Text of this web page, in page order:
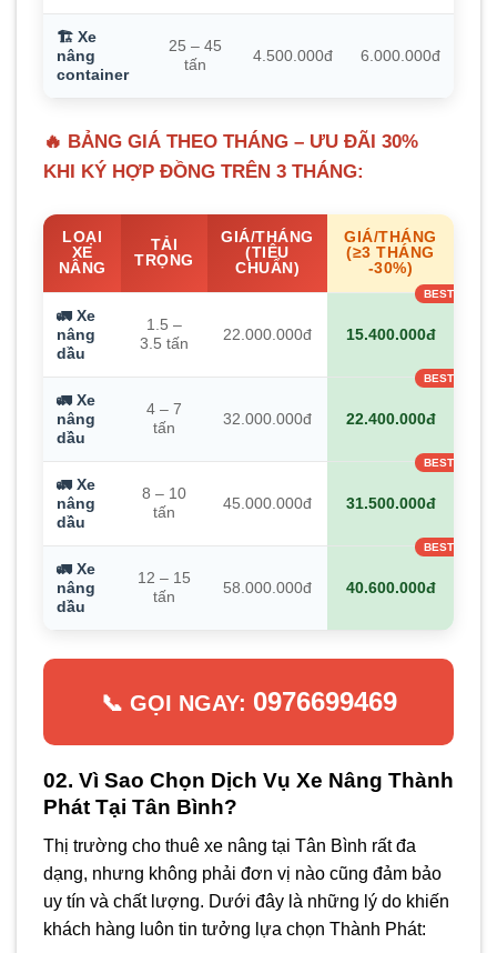
🏗️ Xe
nâng
container
25 – 45
tấn
4.500.000đ 6.000.000đ
🔥 BẢNG GIÁ THEO THÁNG – ƯU ĐÃI 30%
KHI KÝ HỢP ĐỒNG TRÊN 3 THÁNG:
LOẠI
XE
NÂNG
TẢI
TRỌNG
GIÁ/THÁNG
(TIÊU
CHUẨN)
GIÁ/THÁNG
(≥3 THÁNG
-30%)
🚛 Xe
nâng
dầu
1.5 –
3.5 tấn
22.000.000đ 15.400.000đ
🚛 Xe
nâng
dầu
4 – 7
tấn
32.000.000đ 22.400.000đ
🚛 Xe
nâng
dầu
8 – 10
tấn
45.000.000đ 31.500.000đ
🚛 Xe
nâng
dầu
12 – 15
tấn
58.000.000đ 40.600.000đ
📞 GỌI NGAY: 0976699469
02. Vì Sao Chọn Dịch Vụ Xe Nâng Thành
Phát Tại Tân Bình?
Thị trường cho thuê xe nâng tại Tân Bình rất đa
dạng, nhưng không phải đơn vị nào cũng đảm bảo
uy tín và chất lượng. Dưới đây là những lý do khiến
khách hàng luôn tin tưởng lựa chọn Thành Phát: